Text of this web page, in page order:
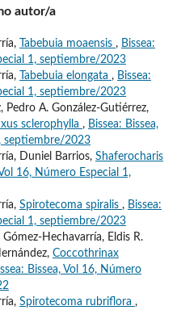
autor/a
Tabebuia moaensis , Bissea:
1, septiembre/2023
Tabebuia elongata , Bissea:
1, septiembre/2023
Pedro A. González-Gutiérrez,
sclerophylla , Bissea: Bissea,
septiembre/2023
Duniel Barrios, Shaferocharis
16, Número Especial 1,
Spirotecoma spiralis , Bissea:
1, septiembre/2023
Gómez-Hechavarría, Eldis R.
Coccothrinax
Bissea, Vol 16, Número
Spirotecoma rubriflora ,